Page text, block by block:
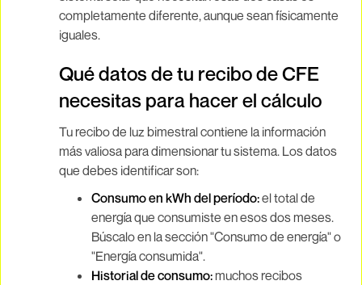
completamente diferente, aunque sean físicamente
iguales.
Qué datos de tu recibo de CFE
necesitas para hacer el cálculo
Tu recibo de luz bimestral contiene la información
más valiosa para dimensionar tu sistema. Los datos
que debes identificar son:
Consumo en kWh del período:el total de
energía que consumiste en esos dos meses.
Búscalo en la sección "Consumo de energía" o
"Energía consumida".
Historial de consumo: muchos recibos